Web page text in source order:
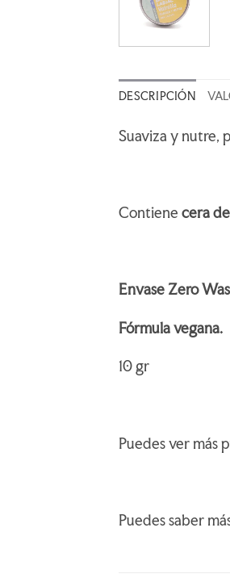
DESCRIPCIÓN
Suaviza y nutre,
Contiene cera
Envase Zero
Fórmula vegana.
10 gr
Puedes ver más
Puedes saber